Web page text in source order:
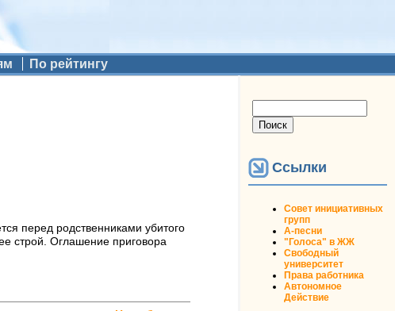
По рейтингу
перед родственниками убитого
строй. Оглашение приговора
Ссылки
Совет инициативных
групп
А-песни
"Голоса" в ЖЖ
Свободный
университет
Права работника
Автономное
Действие